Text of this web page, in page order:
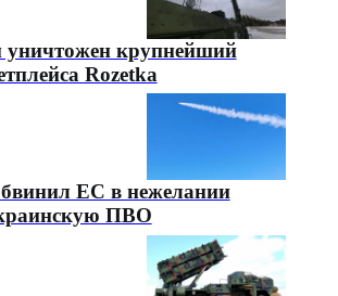
крупнейший
Rozetka
ЕС в нежелании
ПВО